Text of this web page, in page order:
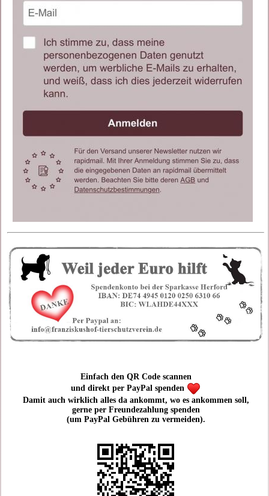
Einfach den QR Code scannen
und direkt per PayPal spenden
Damit auch wirklich alles da ankommt, wo es ankommen soll,
gerne per Freundezahlung spenden
(um PayPal Gebühren zu vermeiden).